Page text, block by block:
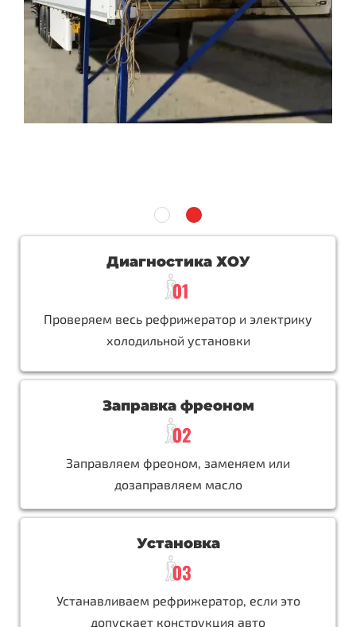
Диагностика ХОУ
Проверяем весь рефрижератор и электрику
холодильной установки
Заправка фреоном
Заправляем фреоном, заменяем или
дозаправляем масло
Установка
Устанавливаем рефрижератор, если это
допускает конструкция авто